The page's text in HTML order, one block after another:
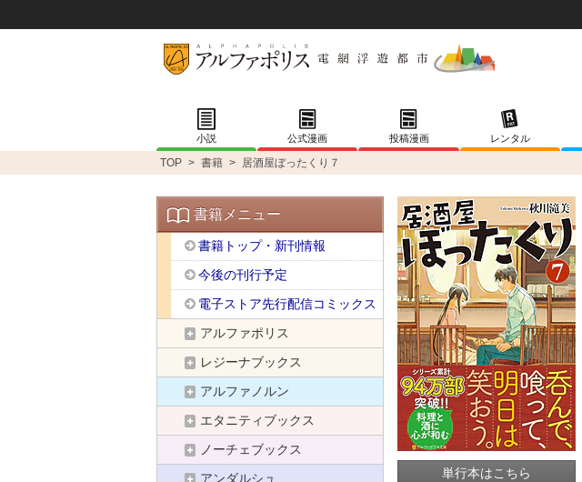
小説 公式漫画 投稿漫画 レンタル
TOP > 書籍 > 居酒屋ぼったくり７
単行本はこちら
書籍メニュー
書籍トップ・新刊情報
今後の刊行予定
電子ストア先行配信コミックス
アルファポリス
レジーナブックス
アルファノルン
エタニティブックス
ノーチェブックス
アンダルシュ